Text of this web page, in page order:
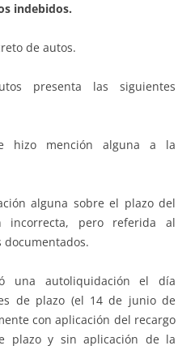
indebidos.
de autos.
presenta las siguientes
hizo mención alguna a la
alguna sobre el plazo del
incorrecta, pero referida al
una autoliquidación el día
de plazo (el 14 de junio de
con aplicación del recargo
plazo y sin aplicación de la